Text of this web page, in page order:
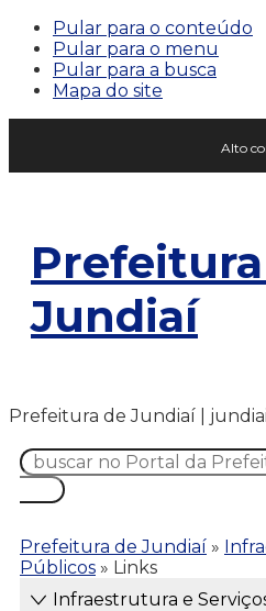
Pular para o conteúdo
Pular para o menu
Pular para a busca
Mapa do site
Alto
Jundiaí
Prefeitura de Jundiaí |
Prefeitura de Jundiaí »
Públicos » Links
Infraestrutura e